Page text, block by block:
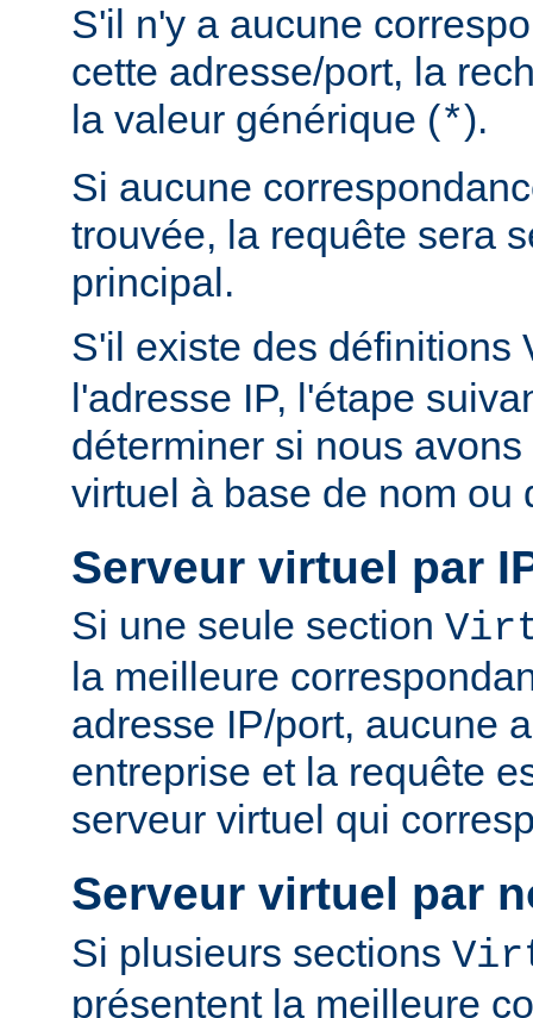
S'il n'y a aucune
cette adresse/port, la
la valeur générique (*).
Si aucune
trouvée, la requête sera
principal.
S'il existe des définitions
l'adresse IP, l'étape
déterminer si nous
virtuel à base de nom ou
Serveur virtuel par
Si une seule section
la meilleure
adresse IP/port, aucune
entreprise et la requête
serveur virtuel qui
Serveur virtuel par
Si plusieurs sections
présentent la meilleure